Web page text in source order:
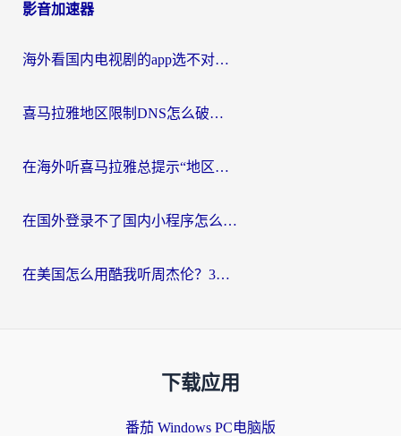
影音加速器
海外看国内电视剧的app选不对？这份回国加速器避坑指南帮你流畅追剧
喜马拉雅地区限制DNS怎么破？海外党听国内音乐听书的终极解决方案
在海外听喜马拉雅总提示“地区限制”？3步轻松解除+听国内音乐全攻略
在国外登录不了国内小程序怎么办？选对回国加速器，轻松解锁国内资源
在美国怎么用酷我听周杰伦？3步搞定海外听歌难题
下载应用
番茄 Windows PC电脑版